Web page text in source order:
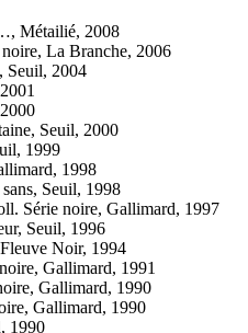
Métailié, 2008
La Branche, 2006
Seuil, 2004
Seuil, 2000
1999
1998
Seuil, 1998
Série noire, Gallimard, 1997
Seuil, 1996
Noir, 1994
Gallimard, 1991
Gallimard, 1990
Gallimard, 1990
1990